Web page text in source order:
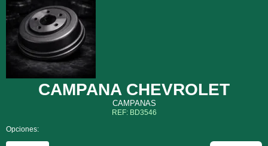
CAMPANA CHEVROLET
CAMPANAS
REF: BD3546
Opciones: